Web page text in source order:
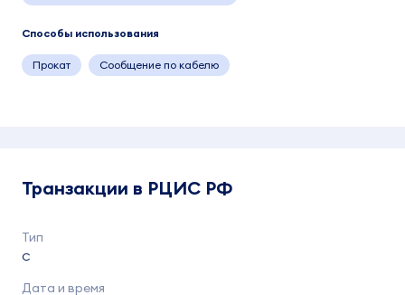
Способы использования
Прокат Сообщение по кабелю
Транзакции в РЦИС РФ
C